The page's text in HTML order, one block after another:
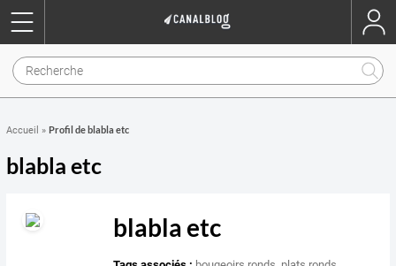
Accueil » Profil de blabla etc
blabla etc
blabla etc